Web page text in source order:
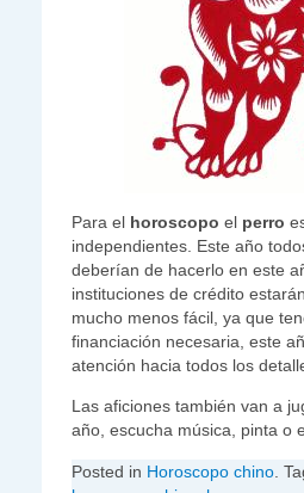
Para el horoscopo el perro
independientes. Este año
deberían de hacerlo en este
instituciones de crédito
mucho menos fácil, ya que
financiación necesaria, este
atención hacia todos los
Las aficiones también van a
año, escucha música, pinta o
Posted in Horoscopo chino .